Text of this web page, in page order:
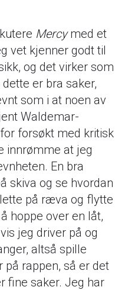
Mercymed et
vet kjenner godt til
og det virker som
er bra saker,
som i at noen av
Waldemar-
forsøkt med kritisk
innrømme at jeg
En bra
skiva og se hvordan
på ræva og flytte
hoppe over en låt,
jeg driver på og
altså spille
på rappen, så er det
fine saker. Jeg har